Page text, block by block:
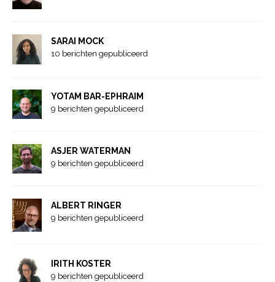
SARAI MOCK
10 berichten gepubliceerd
YOTAM BAR-EPHRAIM
9 berichten gepubliceerd
ASJER WATERMAN
9 berichten gepubliceerd
ALBERT RINGER
9 berichten gepubliceerd
IRITH KOSTER
9 berichten gepubliceerd